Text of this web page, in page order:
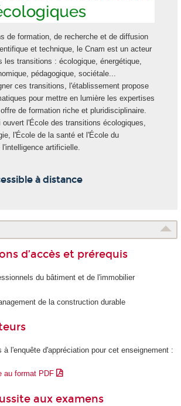
de formation, de recherche et de diffusion
et technique, le Cnam est un acteur
les transitions : écologique, énergétique,
pédagogique, sociétale...
ces transitions, l'établissement propose
pour mettre en lumière les expertises
de formation riche et pluridisciplinaire.
ouvert l'École des transitions écologiques,
l'École de la santé et l'École du
artificielle.
à distance
d’accès et prérequis
du bâtiment et de l'immobilier
de la construction durable
à l'enquête d'appréciation pour cet enseignement :
au format PDF
aux examens